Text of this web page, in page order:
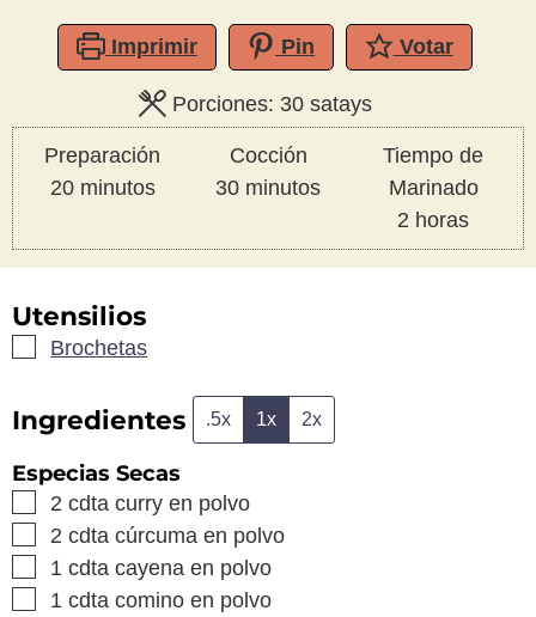
Imprimir Pin Votar
Porciones: 30 satays
Preparación
20minutos
minutos
Cocción
30minutos
minutos
Tiempo de
Marinado
2 horas
horas
Utensilios
▢
Brochetas
Ingredientes .5x 1x 2x
Especias Secas
▢
2 cdta curry en polvo
▢
2 cdta cúrcuma en polvo
▢
1 cdta cayena en polvo
▢
1 cdta comino en polvo